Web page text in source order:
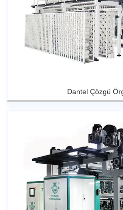
Dantel Çözgü